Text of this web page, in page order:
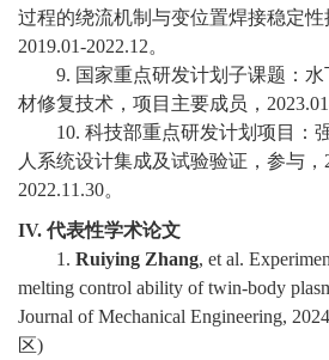
过程的绕流机制与变位置焊接稳定性
2019.01-2022.12。
9. 国家重点研发计划子课题：
材修复技术，项目主要成员，
10. 科技部重点研发计划项目：
人系统设计集成及试验验证，参与，
2022.11.30。
IV. 代表性学术论文
1. Ruiying Zhang, et al.
melting control ability of twin-body
Journal of Mechanical Engineering,
区)